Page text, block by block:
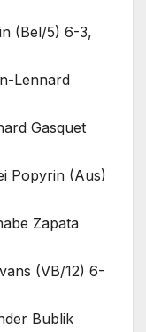
(Bel/5) 6-3,
Lennard
Gasquet
Popyrin (Aus)
Zapata
(VB/12) 6-
Bublik